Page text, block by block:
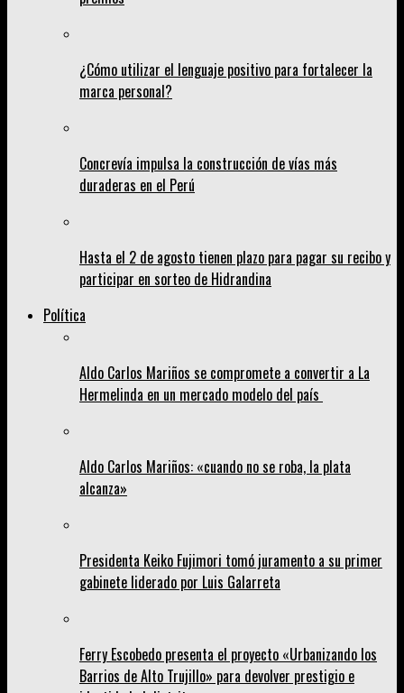
¿Cómo utilizar el lenguaje positivo para fortalecer la
marca personal?
Concrevía impulsa la construcción de vías más
duraderas en el Perú
Hasta el 2 de agosto tienen plazo para pagar su recibo y
participar en sorteo de Hidrandina
Política
Aldo Carlos Mariños se compromete a convertir a La
Hermelinda en un mercado modelo del país
Aldo Carlos Mariños: «cuando no se roba, la plata
alcanza»
Presidenta Keiko Fujimori tomó juramento a su primer
gabinete liderado por Luis Galarreta
Ferry Escobedo presenta el proyecto «Urbanizando los
Barrios de Alto Trujillo» para devolver prestigio e